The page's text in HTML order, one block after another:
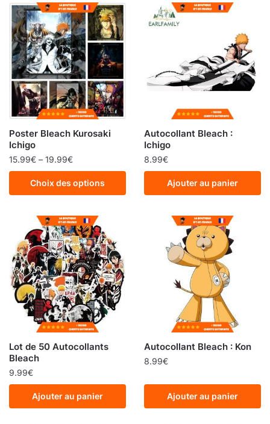
Poster Bleach Kurosaki
Ichigo
15.99€ – 19.99€
Choix des options
Autocollant Bleach :
Ichigo
8.99€
Ajouter au panier
Lot de 50 Autocollants
Bleach
9.99€
Ajouter au panier
Autocollant Bleach : Kon
8.99€
Ajouter au panier